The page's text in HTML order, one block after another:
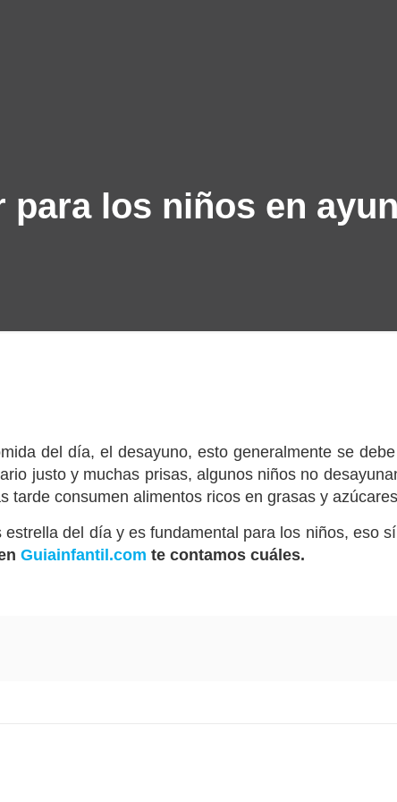
los niños en
del día, el desayuno, esto generalmente se
justo y muchas prisas, algunos niños no
tarde consumen alimentos ricos en grasas y
del día y es fundamental para los niños, eso
Guiainfantil.com te contamos cuáles.